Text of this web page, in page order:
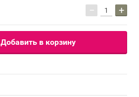
− +
Добавить в корзину